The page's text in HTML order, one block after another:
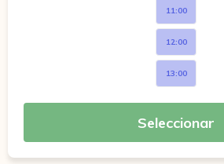
11:00
12:00
13:00
Seleccionar